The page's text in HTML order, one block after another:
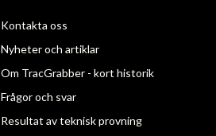
Kontakta oss
Nyheter och artiklar
Om TracGrabber - kort historik
Frågor och svar
Resultat av teknisk provning